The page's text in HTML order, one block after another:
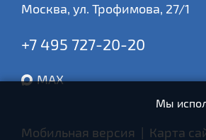
Москва, ул. Трофимова, 27/1
+7 495 727-20-20
MAX
Мобильная версия | Карта
Мы